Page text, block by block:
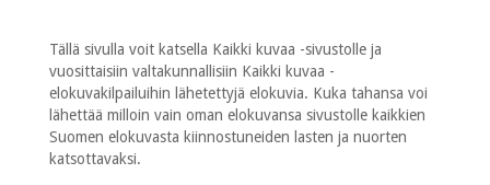
Tällä sivulla voit katsella Kaikki kuvaa -sivustolle ja
vuosittaisiin valtakunnallisiin Kaikki kuvaa -
elokuvakilpailuihin lähetettyjä elokuvia. Kuka tahansa voi
lähettää milloin vain oman elokuvansa sivustolle kaikkien
Suomen elokuvasta kiinnostuneiden lasten ja nuorten
katsottavaksi.